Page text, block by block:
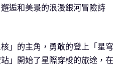
逅和美景的浪漫銀河冒險詩
」的主角，勇敢的登上「星穹
」開始了星際穿梭的旅途，在